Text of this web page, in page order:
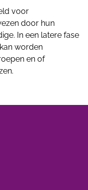
voor
door hun
In een latere fase
worden
en of